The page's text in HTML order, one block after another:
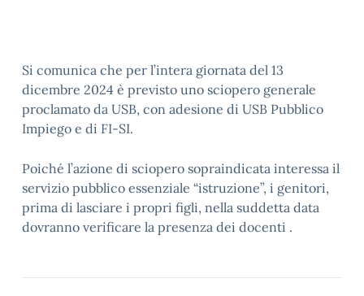
Si comunica che per l’intera giornata del 13
dicembre 2024 è previsto uno sciopero generale
proclamato da USB, con adesione di USB Pubblico
Impiego e di FI-SI.
Poiché l’azione di sciopero sopraindicata interessa il
servizio pubblico essenziale “istruzione”, i genitori,
prima di lasciare i propri figli, nella suddetta data
dovranno verificare la presenza dei docenti .